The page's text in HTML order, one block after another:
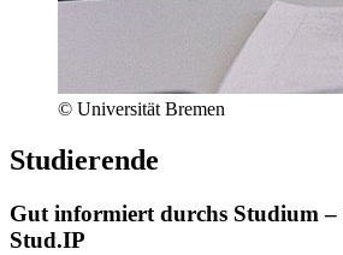
© Universität Bremen
Studierende
Gut informiert durchs Studium –
Stud.IP